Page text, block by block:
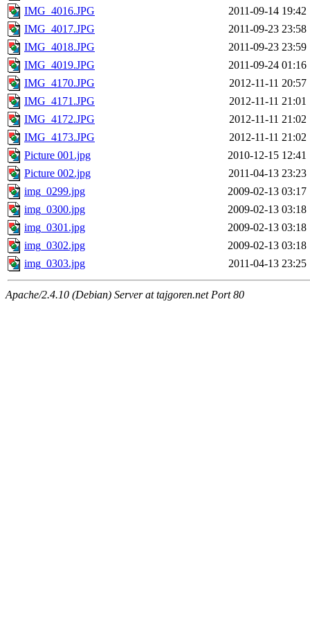
IMG_4016.JPG
2011-09-14 19:42
IMG_4017.JPG
2011-09-23 23:58
IMG_4018.JPG
2011-09-23 23:59
IMG_4019.JPG
2011-09-24 01:16
IMG_4170.JPG
2012-11-11 20:57
IMG_4171.JPG
2012-11-11 21:01
IMG_4172.JPG
2012-11-11 21:02
IMG_4173.JPG
2012-11-11 21:02
Picture 001.jpg
2010-12-15 12:41
Picture 002.jpg
2011-04-13 23:23
img_0299.jpg
2009-02-13 03:17
img_0300.jpg
2009-02-13 03:18
img_0301.jpg
2009-02-13 03:18
img_0302.jpg
2009-02-13 03:18
img_0303.jpg
2011-04-13 23:25
Apache/2.4.10 (Debian) Server at tajgoren.net Port 80